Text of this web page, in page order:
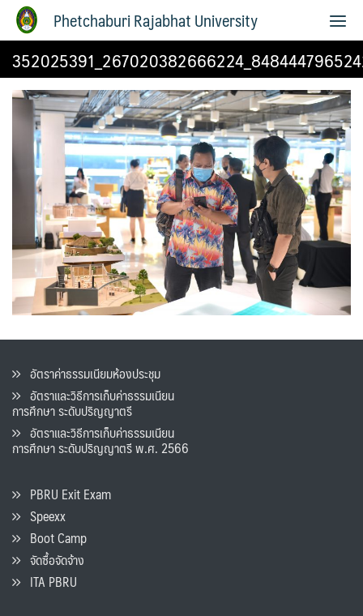
Phetchaburi Rajabhat University
อัตราค่าธรรมเนียมห้องประชุม
อัตราและวิธีการเก็บค่าธรรมเนียน
การศึกษา ระดับปริญญาตรี
อัตราและวิธีการเก็บค่าธรรมเนียน
การศึกษา ระดับปริญญาตรี พ.ศ. 2566
PBRU Exit Exam
Speexx
Boot Camp
จัดซื้อจัดจ้าง
ITA PBRU